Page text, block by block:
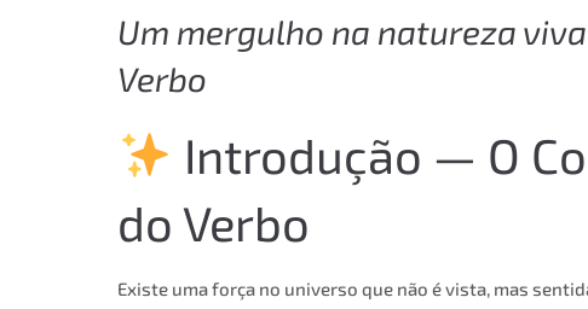
Um mergulho na natureza
Verbo
Introdução — O
do Verbo
Existe uma força no universo que não é vista, mas